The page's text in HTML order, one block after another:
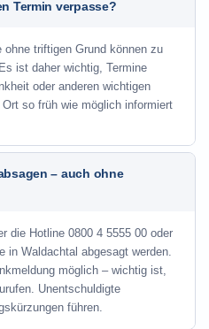
Termin verpasse?
ohne triftigen Grund können zu
ist daher wichtig, Termine
oder anderen wichtigen
so früh wie möglich informiert
– auch ohne
die Hotline 0800 4 5555 00 oder
in Waldachtal abgesagt werden.
möglich – wichtig ist,
Unentschuldigte
führen.